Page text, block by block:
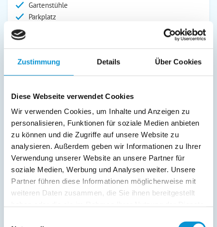
Zustimmung Details Über Cookies
Diese Webseite verwendet Cookies
Wir verwenden Cookies, um Inhalte und Anzeigen zu
personalisieren, Funktionen für soziale Medien anbieten
zu können und die Zugriffe auf unsere Website zu
analysieren. Außerdem geben wir Informationen zu Ihrer
Verwendung unserer Website an unsere Partner für
soziale Medien, Werbung und Analysen weiter. Unsere
Partner führen diese Informationen möglicherweise mit
weiteren Daten zusammen, die Sie ihnen bereitgestellt
Gartenstühle
Parkplatz
Service:
Bettwäsche inkl.
Geschirrtücher inkl.
Verpflegung:
Sonstiges:
Das von innen und außen abschließbare Badezimmer
gehört ausschließlich zu diesem Zimmer und befindet sich
schräg gegenüber auf dem Flur. Handtücher bitte
mitbringen.
Beschreibung